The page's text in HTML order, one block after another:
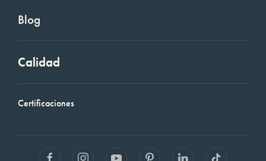
Blog
Calidad
Certificaciones